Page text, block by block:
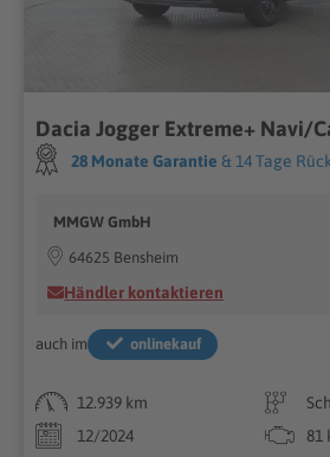
28 Monate Garantie & 14 Tage
MMGW GmbH
64625 Bensheim
Händler kontaktieren
auch im onlinekauf
12.939 km
12/2024
81